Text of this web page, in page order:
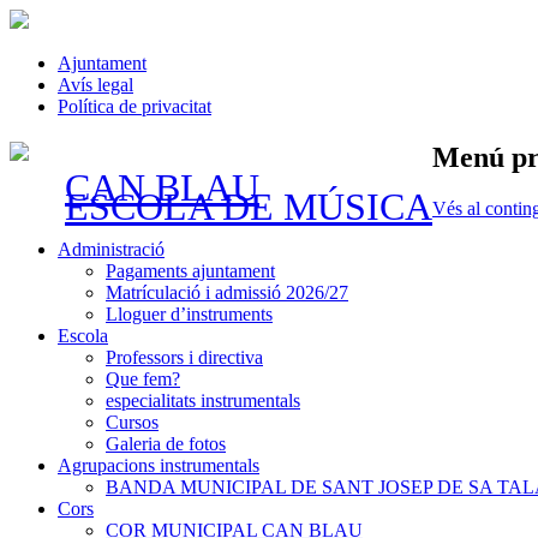
Ajuntament
Avís legal
Política de privacitat
CAN BLAU
ESCOLA DE MÚSICA
Menú
Vés al
Administració
Pagaments ajuntament
Matrículació i admissió 2026/27
Lloguer d’instruments
Escola
Professors i directiva
Que fem?
especialitats instrumentals
Cursos
Galeria de fotos
Agrupacions instrumentals
BANDA MUNICIPAL DE SANT JOSEP DE SA
Cors
COR MUNICIPAL CAN BLAU